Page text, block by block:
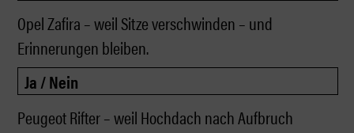
Opel Zafira – weil Sitze verschwinden – und
Erinnerungen bleiben.
Peugeot Rifter – weil Hochdach nach Aufbruch